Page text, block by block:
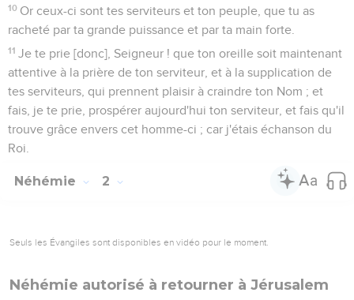
10 Or ceux-ci sont tes serviteurs et ton peuple, que tu as
racheté par ta grande puissance et par ta main forte.
11 Je te prie [donc], Seigneur ! que ton oreille soit maintenant
attentive à la prière de ton serviteur, et à la supplication de
tes serviteurs, qui prennent plaisir à craindre ton Nom ; et
fais, je te prie, prospérer aujourd'hui ton serviteur, et fais qu'il
trouve grâce envers cet homme-ci ; car j'étais échanson du
Roi.
Néhémie 2
Seuls les Évangiles sont disponibles en vidéo pour le moment.
Néhémie autorisé à retourner à Jérusalem